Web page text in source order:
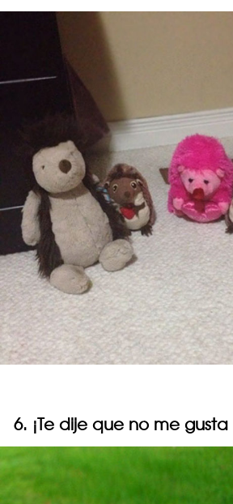
6. ¡Te dije que no me